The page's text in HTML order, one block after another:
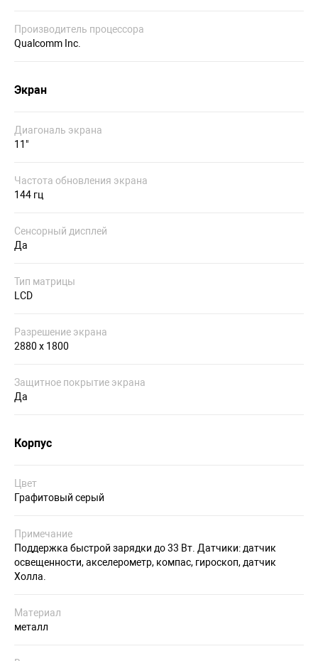
Производитель процессора
Qualcomm Inc.
Экран
Диагональ экрана
11"
Частота обновления экрана
144 гц
Сенсорный дисплей
Да
Тип матрицы
LCD
Разрешение экрана
2880 х 1800
Защитное покрытие экрана
Да
Корпус
Цвет
Графитовый серый
Примечание
Поддержка быстрой зарядки до 33 Вт. Датчики: датчик
освещенности, акселерометр, компас, гироскоп, датчик
Холла.
Материал
металл